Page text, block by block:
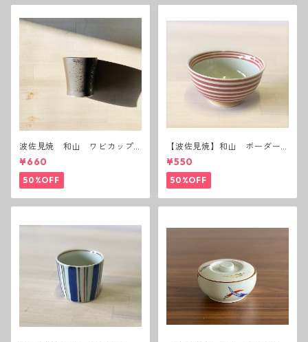
波佐見焼 和山 ワビカップ
黒錆 3種(アウトレット）
¥660
50%OFF
【波佐見焼】和山 ボーダー
茶碗 赤
¥550
50%OFF